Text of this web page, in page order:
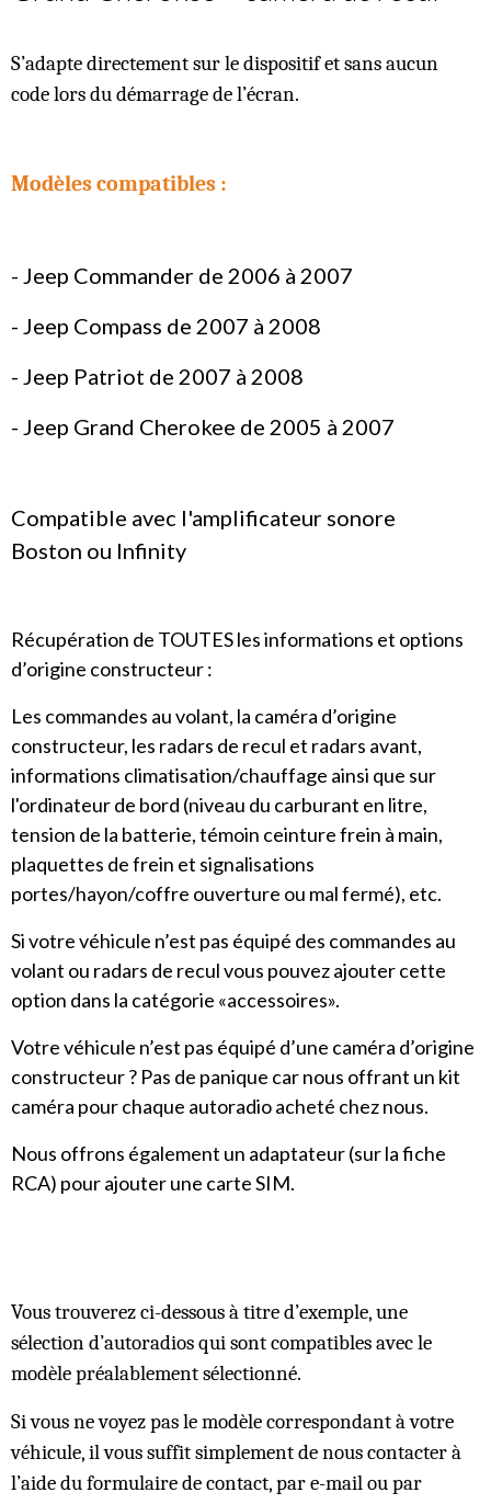
S’adapte directement sur le dispositif et sans aucun
code lors du démarrage de l’écran.
Modèles compatibles :
- Jeep Commander de 2006 à 2007
- Jeep Compass de 2007 à 2008
- Jeep Patriot de 2007 à 2008
- Jeep Grand Cherokee de 2005 à 2007
Compatible avec l'amplificateur sonore
Boston ou Infinity
Récupération de TOUTES les informations et options
d’origine constructeur :
Les commandes au volant, la caméra d’origine
constructeur, les radars de recul et radars avant,
informations climatisation/chauffage ainsi que sur
l'ordinateur de bord (niveau du carburant en litre,
tension de la batterie, témoin ceinture frein à main,
plaquettes de frein et signalisations
portes/hayon/coffre ouverture ou mal fermé), etc.
Si votre véhicule n’est pas équipé des commandes au
volant ou radars de recul vous pouvez ajouter cette
option dans la catégorie «accessoires».
Votre véhicule n’est pas équipé d’une caméra d’origine
constructeur ? Pas de panique car nous offrant un kit
caméra pour chaque autoradio acheté chez nous.
Nous offrons également un adaptateur (sur la fiche
RCA) pour ajouter une carte SIM.
Vous trouverez ci-dessous à titre d’exemple, une
sélection d’autoradios qui sont compatibles avec le
modèle préalablement sélectionné.
Si vous ne voyez pas le modèle correspondant à votre
véhicule, il vous suffit simplement de nous contacter à
l’aide du formulaire de contact, par e-mail ou par